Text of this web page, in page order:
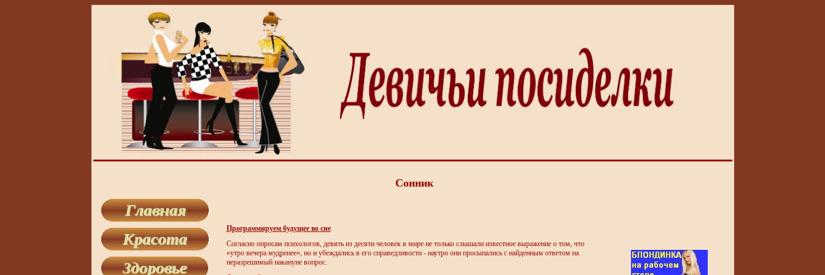
Сонник
Программируем будущее во сне
Согласно опросам психологов, девять из десяти человек в мире не только слышали известное выражение о том, что
«утро вечера мудренее», но и убеждались в его справедливости - наутро они просыпались с найденным ответом на
неразрешимый накануне вопрос.